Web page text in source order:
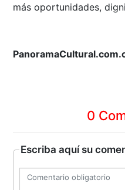
más oportunidades,
0
Escriba aquí su